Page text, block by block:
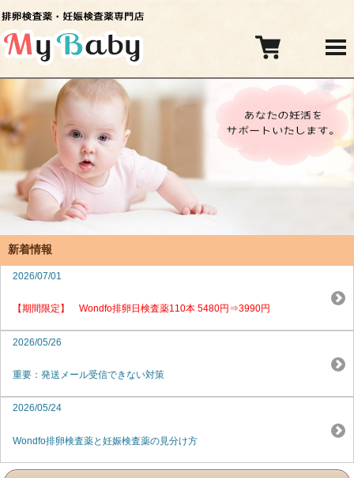
新着情報
2026/07/01
【期間限定】 Wondfo排卵日検査薬110本 5480円⇒3990円
2026/05/26
重要：発送メール受信できない対策
2026/05/24
Wondfo排卵検査薬と妊娠検査薬の見分け方